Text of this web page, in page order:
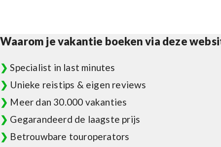
Waarom je vakantie boeken via deze
❯ Specialist in last minutes
❯ Unieke reistips & eigen reviews
❯ Meer dan 30.000 vakanties
❯ Gegarandeerd de laagste prijs
❯ Betrouwbare touroperators